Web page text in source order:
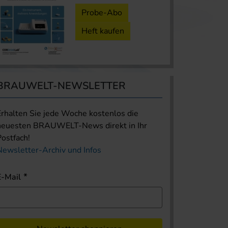
Probe-Abo
Heft kaufen
NEWSLETTER
Sie jede Woche kostenlos die
BRAUWELT-News direkt in Ihr
Archiv und Infos
Mail